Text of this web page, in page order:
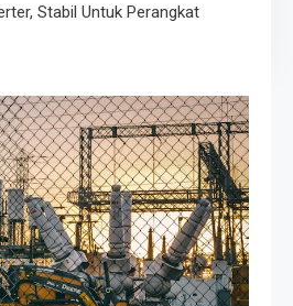
Stabil Untuk Perangkat